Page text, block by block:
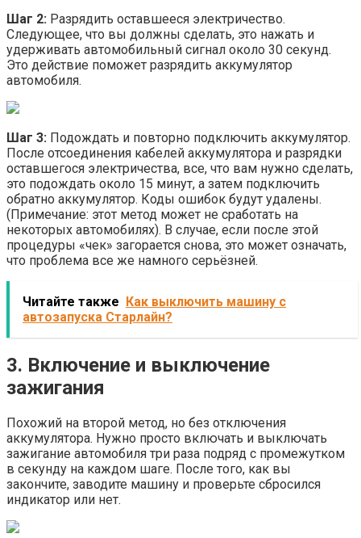
Шаг 2: Разрядить оставшееся электричество.
Следующее, что вы должны сделать, это нажать и
удерживать автомобильный сигнал около 30 секунд.
Это действие поможет разрядить аккумулятор
автомобиля.
Шаг 3: Подождать и повторно подключить аккумулятор.
После отсоединения кабелей аккумулятора и разрядки
оставшегося электричества, все, что вам нужно сделать,
это подождать около 15 минут, а затем подключить
обратно аккумулятор. Коды ошибок будут удалены.
(Примечание: этот метод может не сработать на
некоторых автомобилях). В случае, если после этой
процедуры «чек» загорается снова, это может означать,
что проблема все же намного серьёзней.
Читайте также
Как выключить машину с
автозапуска Старлайн?
3. Включение и выключение
зажигания
Похожий на второй метод, но без отключения
аккумулятора. Нужно просто включать и выключать
зажигание автомобиля три раза подряд с промежутком
в секунду на каждом шаге. После того, как вы
закончите, заводите машину и проверьте сбросился
индикатор или нет.